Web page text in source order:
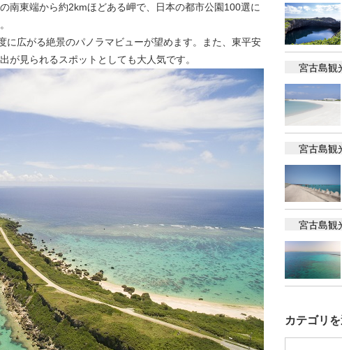
南東端から約2kmほどある岬で、日本の都市公園100選に
に広がる絶景のパノラマビューが望めます。また、東平安
が見られるスポットとしても大人気です。
宮古島観
宮古島観
宮古島観
カテゴリ